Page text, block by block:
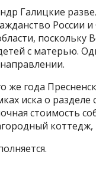
Галицкие
России
поскольку
с матерью.
же года
иска о
стоимость